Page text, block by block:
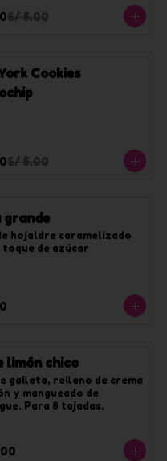
S/ 5.00
Cookies
S/ 5.00
grande
hojaldre caramelizado
toque de azúcar
limón chico
galleta, relleno de crema
y mangueado de
Para 8 tajadas.